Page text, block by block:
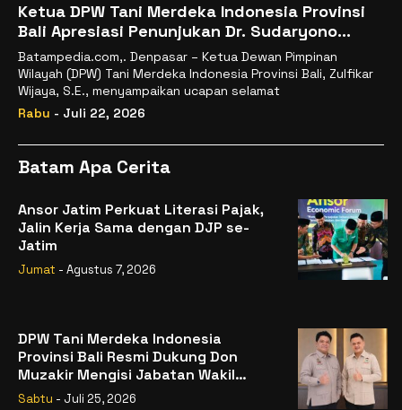
Ketua DPW Tani Merdeka Indonesia Provinsi
Bali Apresiasi Penunjukan Dr. Sudaryono
sebagai Kepala Badan Gizi Nasional
Batampedia.com,. Denpasar – Ketua Dewan Pimpinan
Wilayah (DPW) Tani Merdeka Indonesia Provinsi Bali, Zulfikar
Wijaya, S.E., menyampaikan ucapan selamat
Rabu - Juli 22, 2026
Batam Apa Cerita
Ansor Jatim Perkuat Literasi Pajak,
Jalin Kerja Sama dengan DJP se-
Jatim
Jumat - Agustus 7, 2026
DPW Tani Merdeka Indonesia
Provinsi Bali Resmi Dukung Don
Muzakir Mengisi Jabatan Wakil
Menteri Pertanian RI
Sabtu - Juli 25, 2026